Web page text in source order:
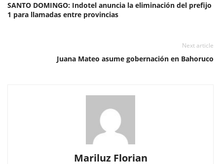
SANTO DOMINGO: Indotel anuncia la eliminación del prefijo
1 para llamadas entre provincias
Next article
Juana Mateo asume gobernación en Bahoruco
Mariluz Florian